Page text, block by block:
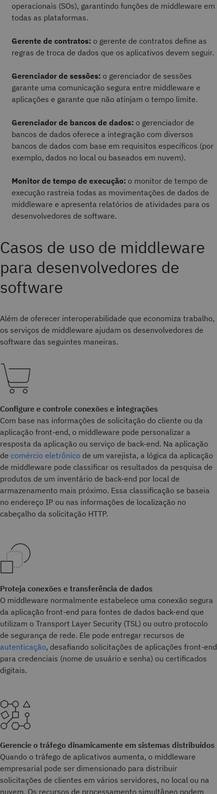
operacionais (SOs), garantindo funções de middleware em
todas as plataformas.
Gerente de contratos: o gerente de contratos define as
regras de troca de dados que os aplicativos devem seguir.
Gerenciador de sessões: o gerenciador de sessões
garante uma comunicação segura entre middleware e
aplicações e garante que não atinjam o tempo limite.
Gerenciador de bancos de dados: o gerenciador de
bancos de dados oferece a integração com diversos
bancos de dados com base em requisitos específicos (por
exemplo, dados no local ou baseados em nuvem).
Monitor de tempo de execução: o monitor de tempo de
execução rastreia todas as movimentações de dados de
middleware e apresenta relatórios de atividades para os
desenvolvedores de software.
Casos de uso de middleware
para desenvolvedores de
software
Além de oferecer interoperabilidade que economiza trabalho,
os serviços de middleware ajudam os desenvolvedores de
software das seguintes maneiras.
Configure e controle conexões e integrações
Com base nas informações de solicitação do cliente ou da
aplicação front-end, o middleware pode personalizar a
resposta da aplicação ou serviço de back-end. Na aplicação
de comércio eletrônico de um varejista, a lógica da aplicação
de middleware pode classificar os resultados da pesquisa de
produtos de um inventário de back-end por local de
armazenamento mais próximo. Essa classificação se baseia
no endereço IP ou nas informações de localização no
cabeçalho da solicitação HTTP.
Proteja conexões e transferência de dados
O middleware normalmente estabelece uma conexão segura
da aplicação front-end para fontes de dados back-end que
utilizam o Transport Layer Security (TSL) ou outro protocolo
de segurança de rede. Ele pode entregar recursos de
autenticação, desafiando solicitações de aplicações front-end
para credenciais (nome de usuário e senha) ou certificados
digitais.
Gerencie o tráfego dinamicamente em sistemas distribuídos
Quando o tráfego de aplicativos aumenta, o middleware
empresarial pode ser dimensionado para distribuir
solicitações de clientes em vários servidores, no local ou na
nuvem. Os recursos de processamento simultâneo podem